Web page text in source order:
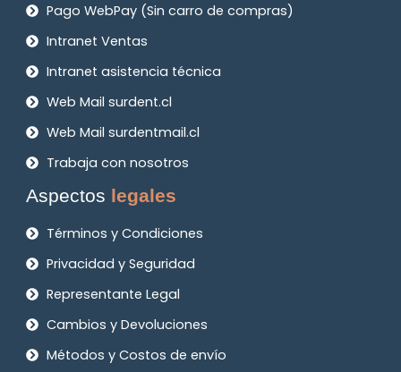
Pago WebPay (Sin carro de compras)
Intranet Ventas
Intranet asistencia técnica
Web Mail surdent.cl
Web Mail surdentmail.cl
Trabaja con nosotros
Aspectos legales
Términos y Condiciones
Privacidad y Seguridad
Representante Legal
Cambios y Devoluciones
Métodos y Costos de envío